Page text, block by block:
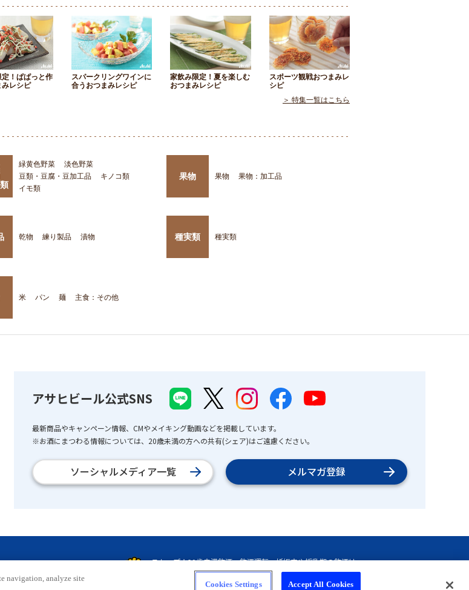
！ぱぱっと作
みレシピ
スパークリングワインに
合うおつまみレシピ
家飲み限定！夏を楽しむ
おつまみレシピ
スポーツ観戦おつまみレ
シピ
＞ 特集一覧はこちら
緑黄色野菜
淡色野菜
豆類・豆腐・豆加工品
キノコ類
イモ類
果物 果物 果物：加工品
乾物 練り製品 漬物 種実類 種実類
米 パン 麺 主食：その他
アサヒビール公式SNS
最新商品やキャンペーン情報、CMやメイキング動画などを掲載しています。
※お酒にまつわる情報については、20歳未満の方への共有(シェア)はご遠慮ください。
ソーシャルメディア一覧 メルマガ登録
navigation, analyze site
Cookies Settings Accept All Cookies